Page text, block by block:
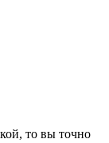
то вы точно